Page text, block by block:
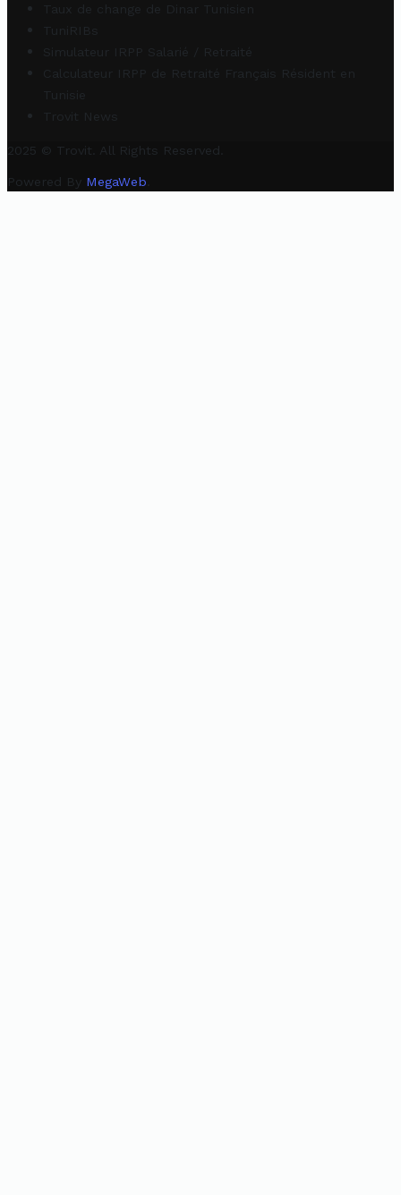
Taux de change de Dinar Tunisien
TuniRIBs
Simulateur IRPP Salarié / Retraité
Calculateur IRPP de Retraité Français Résident en
Tunisie
Trovit News
2025 © Trovit. All Rights Reserved.
Powered By MegaWeb